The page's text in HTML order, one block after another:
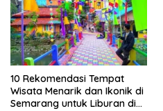
10 Rekomendasi Tempat
Wisata Menarik dan Ikonik di
Semarang untuk Liburan di